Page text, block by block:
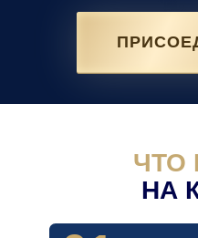
ЧТО
НА